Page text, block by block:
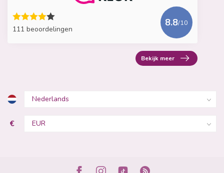
111 beoordelingen
8.8/10
Bekijk meer
€